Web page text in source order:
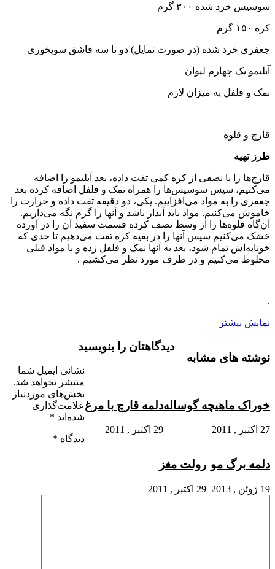
سوسیس خرد شده ۳۰۰ گرم
کره ۱۵۰ گرم
جعفری خرد شده (در صورت تمایل) دو تا سه قاشق سوپخوری
آبلیمو یک چهارم لیوان
نمک و فلفل به میزان لازم
قارچ و قلوه
طرز تهیه
قارچ‌ها را با نصفی از کره کمی تفت داده، بعد آبلیمو را اضافه
می‌کنیم، سپس سوسیس‌ها را همراه نمک و فلفل اضافه کرده بعد
جعفری را به مواد می‌افزاییم. یکی، دو دقیقه تفت داده و حرارت را
خاموش می‌کنیم. مواد باید آبدار باشد و آنها را گرم نگه می‌داریم.
آن‌گاه قلوه‌ها را از وسط نصف کرده قسمت سفید آن را در آورده
خشک می‌کنیم سپس آنها را در بقیه کره تفت می‌دهیم تا حدی که
خونابه‌اش تمام شود، بعد به آنها نمک و فلفل زده و با مواد قبلی
مخلوط می‌کنیم و در ظرف مورد نظر می‌کشیم .
.
نمایش بیشتر
نوشته های مشابه
خوراک ماهیچه گوساله
27 اکتبر , 2011
دلمه قارچ با مرغ
29 اکتبر , 2011
دلمه برگ مو
19 ژوئن , 2013
رولت مغز
29 اکتبر , 2011
دیدگاهتان را بنویسید
نشانی ایمیل شما
منتشر نخواهد شد.
بخش‌های موردنیاز
علامت‌گذاری
شده‌اند *
دیدگاه *